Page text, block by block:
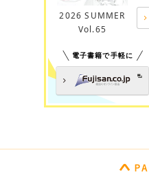
2026 SUMMER
Vol.65
電子書籍で手軽に